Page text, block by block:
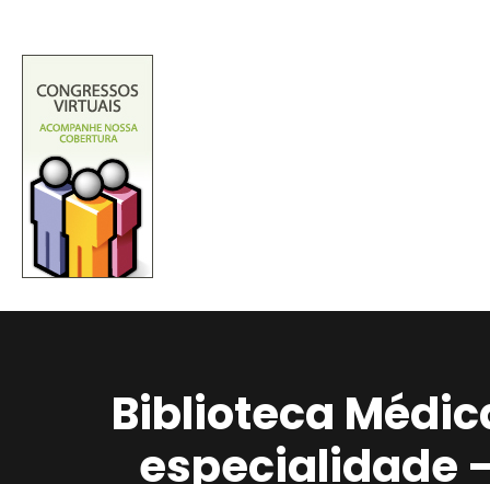
Biblioteca
especialidade